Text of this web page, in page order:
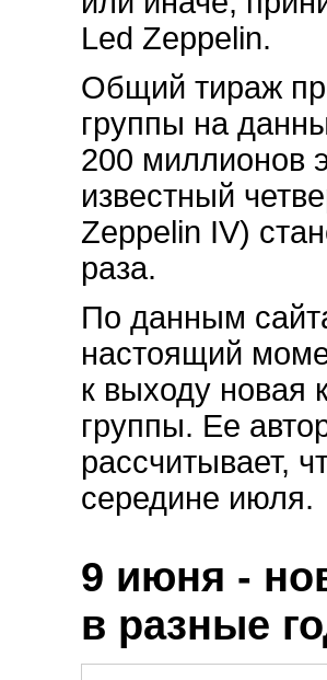
Led Zeppelin.
Общий тираж
группы на
200 миллионов
известный
Zeppelin IV)
раза.
По данным
настоящий
к выходу новая
группы. Ее
рассчитывает,
середине июля.
9 июня -
в разные